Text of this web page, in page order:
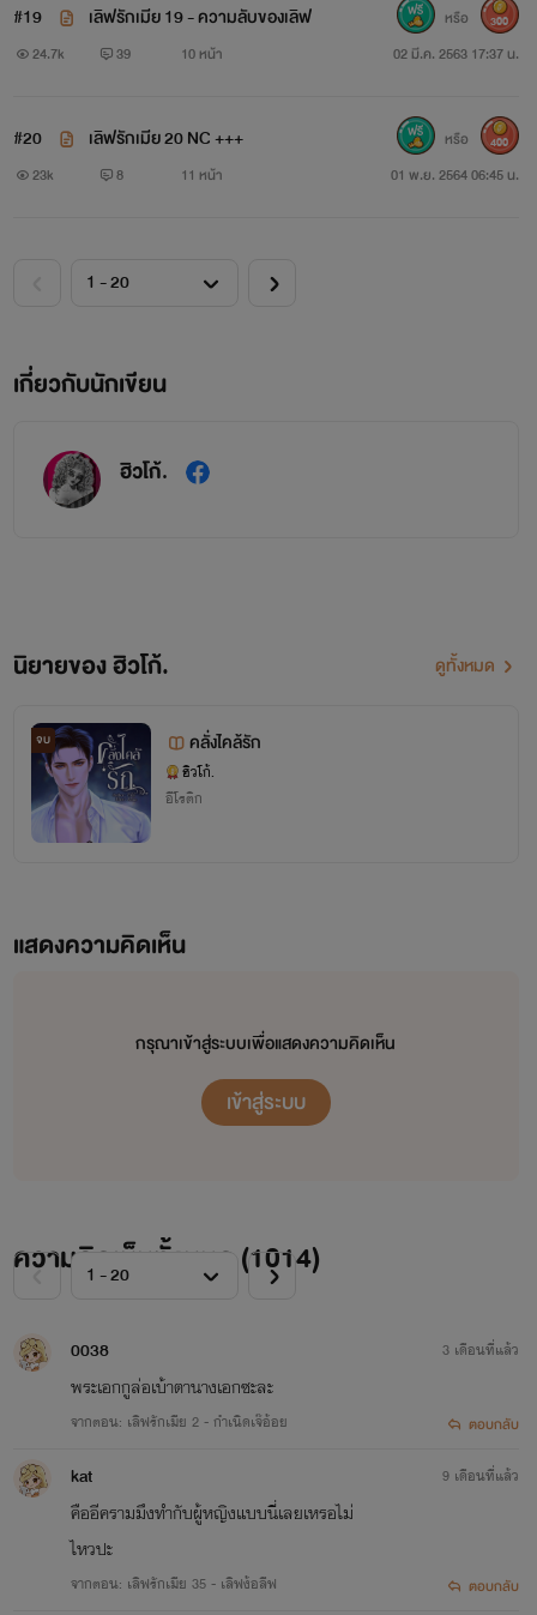
.
"เลิกกันเลยป่ะล่ะ?" มันยืนเท้าเอวร้องตะโกนท้าทายผมที่
"มึงไปเก็บเสื้อผ้าแล้วออกจากห้องกูไปเลยนะ" ผมไม่ยอม
อย่าง!
ห้องไป มันจ้องจะเลิกกับผมอยู่ตลอดนั้นแหละ แต่แล้วไงวะ!
หรอก
.
.
.
นิยายเรื่องนี้โปรดปั่นจักรยานในการอ่าน ใครตะมุตะมิใคร
ลาเวนเดอร์ ไม่แนะนำนะคะ ใครสายแซ่บสายเกรี้ยวกราด สายดิบ
ขอบอกก่อนว่าไรท์ไม่ใช่นักเขียนมืออาชีพ ถ้าผิดพลาด
ประการใด กราบขออภัยไว้ ณ. ที่นี่
โปรดคอมเม้นอย่างมีสติ กรุณางดใช้คำหยาบคาย
**และกราบขอขอบพระคุณทุกการสนับสนุนของทุก ๆ คนที่
#19 เลิฟรักเมีย 19 - ความลับของเลิฟ
24.7k 39 10 หน้า 02 มี.ค. 2563 17:37 น.
หรือ 300
#20 เลิฟรักเมีย 20 NC +++
23k 8 11 หน้า 01 พ.ย. 2564 06:45 น.
หรือ 400
เกี่ยวกับนักเขียน
ฮิวโก้.
นิยายของ ฮิวโก้. ดูทั้งหมด
จบ คลั่งไคล้รัก
ฮิวโก้.
อีโรติก
แสดงความคิดเห็น
กรุณาเข้าสู่ระบบเพื่อแสดงความคิดเห็น
เข้าสู่ระบบ
ความคิดเห็นทั้งหมด (1014)
0038
พระเอกกูล่อเบ้าตานางเอกซะละ
จากตอน: เลิฟรักเมีย 2 - กำเนิดเจ๊อ้อย
3 เดือนที่แล้ว
ตอบกลับ
kat
คืออีครามมึงทำกับผู้หญิงแบบนี่เลยเหรอไม่
ไหวปะ
จากตอน: เลิฟรักเมีย 35 - เลิฟง้อลีฟ
9 เดือนที่แล้ว
ตอบกลับ